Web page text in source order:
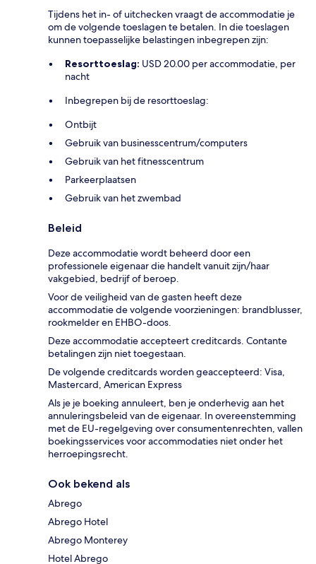
Tijdens het in- of uitchecken vraagt de accommodatie je
om de volgende toeslagen te betalen. In die toeslagen
kunnen toepasselijke belastingen inbegrepen zijn:
Resorttoeslag: USD 20.00 per accommodatie, per
nacht
Inbegrepen bij de resorttoeslag:
Ontbijt
Gebruik van businesscentrum/computers
Gebruik van het fitnesscentrum
Parkeerplaatsen
Gebruik van het zwembad
Beleid
Deze accommodatie wordt beheerd door een
professionele eigenaar die handelt vanuit zijn/haar
vakgebied, bedrijf of beroep.
Voor de veiligheid van de gasten heeft deze
accommodatie de volgende voorzieningen: brandblusser,
rookmelder en EHBO-doos.
Deze accommodatie accepteert creditcards. Contante
betalingen zijn niet toegestaan.
De volgende creditcards worden geaccepteerd: Visa,
Mastercard, American Express
Als je je boeking annuleert, ben je onderhevig aan het
annuleringsbeleid van de eigenaar. In overeenstemming
met de EU-regelgeving over consumentenrechten, vallen
boekingsservices voor accommodaties niet onder het
herroepingsrecht.
Ook bekend als
Abrego
Abrego Hotel
Abrego Monterey
Hotel Abrego